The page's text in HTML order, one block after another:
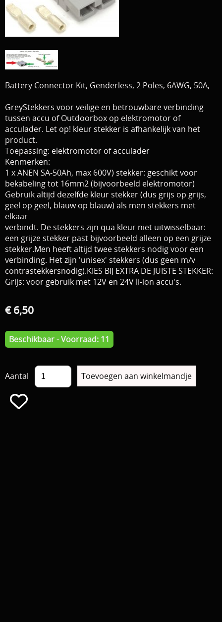
Boten en Belly / alle Benodigdheden
Tenten / Aasvisbewaring / Stoelen / Onthaakmatten /
Tassen
Kleding
PROMO materiaal
cadeau bon
2e hands 2e kans
Download area
PARTNERS
TIPS, Montages and film
Meerval.shop Pro staff
You Tube kanaal
Battery Connector Kit, Genderless, 2 Poles, 6AWG, 50A,
GreyStekkers voor veilige en betrouwbare verbinding
tussen accu of Outdoorbox op elektromotor of
acculader. Let op! kleur stekker is afhankelijk van het
product.
Toepassing: elektromotor of acculader
Kenmerken:
1 x ANEN SA-50Ah, max 600V) stekker: geschikt voor
bekabeling tot 16mm2 (bijvoorbeeld elektromotor)
Gebruik altijd dezelfde kleur stekker (dus grijs op grijs,
geel op geel, blauw op blauw) als men stekkers met
elkaar
verbindt. De stekkers zijn qua kleur niet uitwisselbaar:
een grijze stekker past bijvoorbeeld alleen op een grijze
stekker.Men heeft altijd twee stekkers nodig voor een
verbinding. Het zijn 'unisex' stekkers (dus geen m/v
contrastekkersnodig).KIES BIJ EXTRA DE JUISTE STEKKER:
Grijs: voor gebruik met 12V en 24V li-ion accu's.
€ 6,50
Beschikbaar - Voorraad: 11
Aantal